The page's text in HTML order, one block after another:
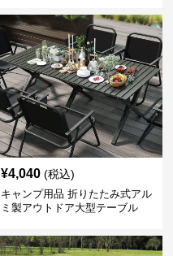
¥4,040 (税込)
キャンプ用品 折りたたみ式アル
ミ製アウトドア大型テーブル